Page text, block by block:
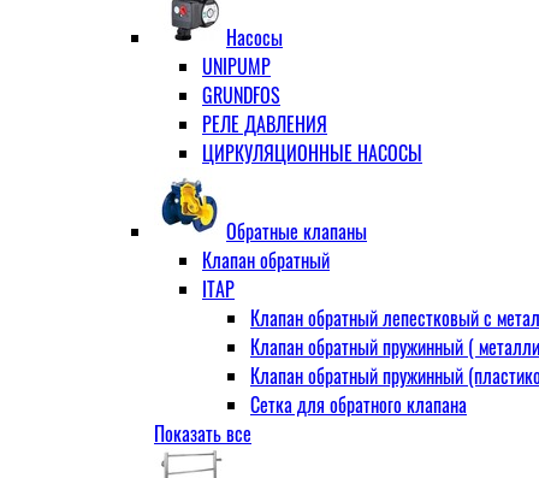
Ниппель прямой
Ниппель-переходник
Переходник ВН
Переходник НВ (футорка)
Сгон
Угловой
Тройник
Тройник переходной
Тройник равный
Угольник
ВВ
ВН
Насосы
UNIPUMP
GRUNDFOS
РЕЛЕ ДАВЛЕНИЯ
ЦИРКУЛЯЦИОННЫЕ НАСОСЫ
Обратные клапаны
Клапан обратный
ITAP
Клапан обратный лепестковый с
Клапан обратный пружинный (
Клапан обратный пружинный
Сетка для обратного клапана
VALTEC
АДЛ
Показать все